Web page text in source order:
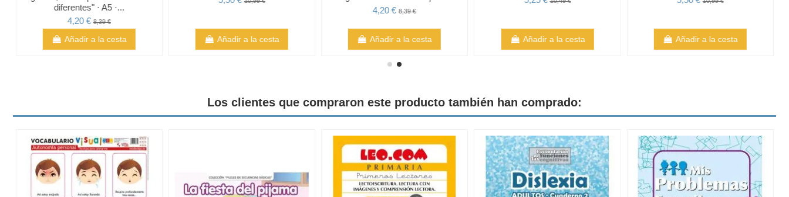
diferentes" · A5 ·...
4,20 €8,39 €
Añadir a la cesta Añadir a la cesta
4,20 €8,39 €
Añadir a la cesta Añadir a la cesta Añadir a la cesta
Los clientes que compraron este producto también han comprado: